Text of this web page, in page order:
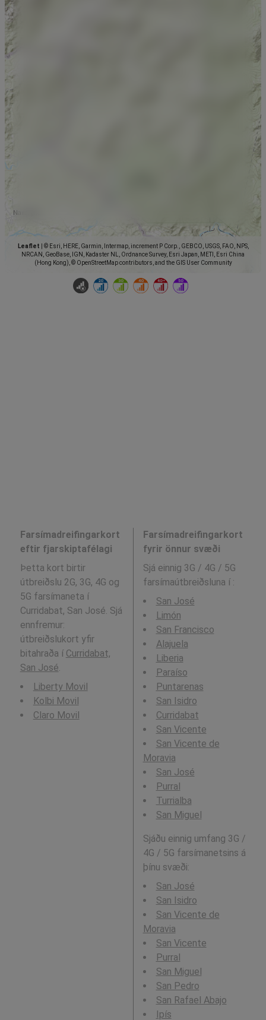
Leaflet
© Esri, HERE, Garmin, Intermap, increment P Corp., GEBCO, USGS, FAO, NPS,
NRCAN, GeoBase, IGN, Kadaster NL, Ordnance Survey, Esri Japan, METI, Esri China
(Hong Kong), © OpenStreetMap contributors, and the GIS User Community
Farsímadreifingarkort
eftir fjarskiptafélagi
Þetta kort birtir
útbreiðslu 2G, 3G, 4G og
5G farsímaneta í
Curridabat, San José. Sjá
ennfremur:
útbreiðslukort yfir
bitahraða í Curridabat,
San José
Liberty Movil
Kolbi Movil
Claro Movil
Farsímadreifingarkort
fyrir önnur svæði
Sjá einnig 3G / 4G / 5G
farsímaútbreiðsluna í :
San José
Limón
San Francisco
Alajuela
Liberia
Paraíso
Puntarenas
San Isidro
Curridabat
San Vicente
San Vicente de
Moravia
San José
Purral
Turrialba
San Miguel
Sjáðu einnig umfang 3G /
4G / 5G farsímanetsins á
þínu svæði:
San José
San Isidro
San Vicente de
Moravia
San Vicente
Purral
San Miguel
San Pedro
San Rafael Abajo
Ipís